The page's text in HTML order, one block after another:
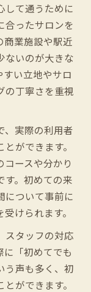
での基本マ
立つチェッ
ルサロンを
ネイルサロ
川駅の特徴
び方ガイド
ンを見つけ
立川駅のポ
して通うために
合ったサロンを
商業施設や駅近
ないのが大きな
い立地やサロ
の丁寧さを重視
、実際の利用者
ができます。
ースや分かり
す。初めての来
について事前に
けられます。
スタッフの対応
「初めてでも
う声も多く、初
ができます。